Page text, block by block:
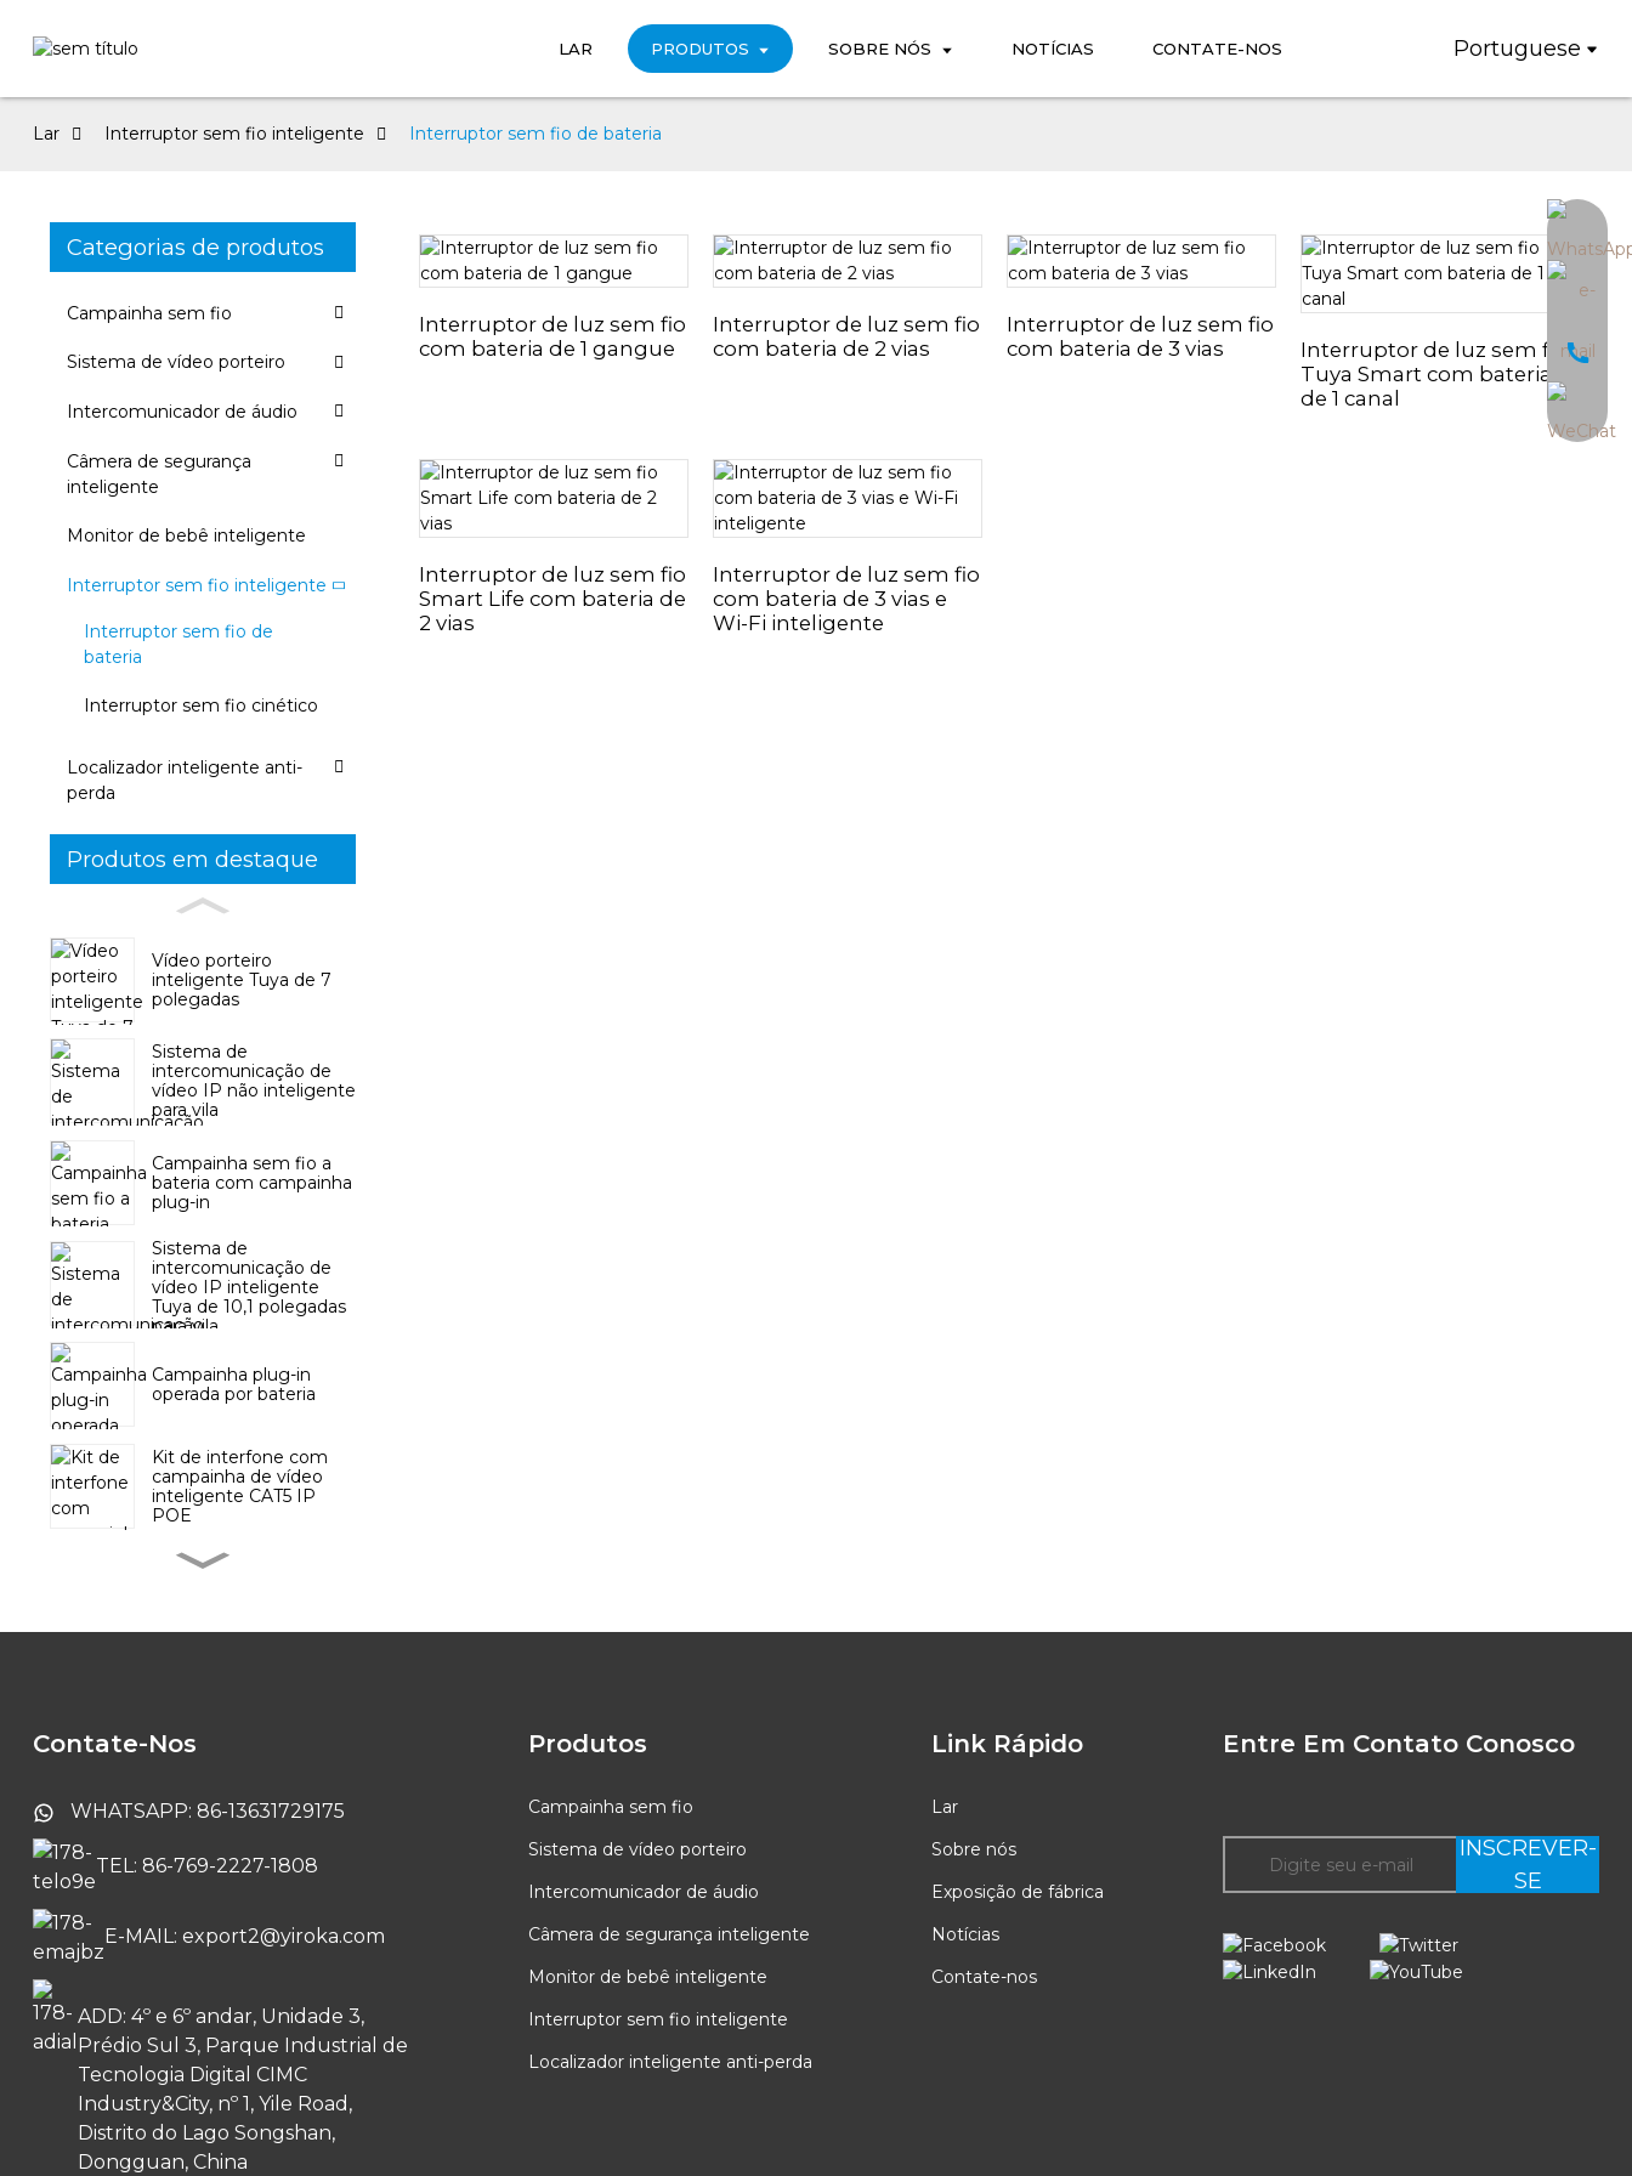
LAR PRODUTOS SOBRE NÓS NOTÍCIAS CONTATE-NOS Portuguese
Lar Interruptor sem fio inteligente Interruptor sem fio de bateria
Categorias de produtos
Campainha sem fio
Sistema de vídeo porteiro
Intercomunicador de áudio
Câmera de segurança
inteligente
Monitor de bebê inteligente
Interruptor sem fio inteligente
Interruptor sem fio de
bateria
Interruptor sem fio cinético
Localizador inteligente anti-
perda
Produtos em destaque
Vídeo porteiro
inteligente Tuya de 7
polegadas
Sistema de
intercomunicação de
vídeo IP não inteligente
para vila
Campainha sem fio a
bateria com campainha
plug-in
Sistema de
intercomunicação de
vídeo IP inteligente
Tuya de 10,1 polegadas
para vila
Campainha plug-in
operada por bateria
Kit de interfone com
campainha de vídeo
inteligente CAT5 IP
POE
Campainha de porta
inteligente Tuya
Interruptor de luz sem fio
com bateria de 1 gangue
Interruptor de luz sem fio
com bateria de 2 vias
Interruptor de luz sem fio
com bateria de 3 vias
Interruptor de luz sem fio
Tuya Smart com bateria
de 1 canal
Interruptor de luz sem fio
Smart Life com bateria de
2 vias
Interruptor de luz sem fio
com bateria de 3 vias e
Wi-Fi inteligente
Contate-Nos
WHATSAPP: 86-13631729175
TEL: 86-769-2227-1808
E-MAIL: export2@yiroka.com
ADD: 4º e 6º andar, Unidade 3,
Prédio Sul 3, Parque Industrial de
Tecnologia Digital CIMC
Industry&City, nº 1, Yile Road,
Distrito do Lago Songshan,
Dongguan, China
Produtos
Campainha sem fio
Sistema de vídeo porteiro
Intercomunicador de áudio
Câmera de segurança inteligente
Monitor de bebê inteligente
Interruptor sem fio inteligente
Localizador inteligente anti-perda
Link Rápido
Lar
Sobre nós
Exposição de fábrica
Notícias
Contate-nos
Entre Em Contato Conosco
INSCREVER-
SE